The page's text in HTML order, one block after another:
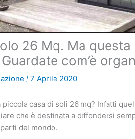
26 Mq. Ma
com’è
/ 7 Aprile 2020
casa di soli 26 mq? Infatti
che è destinata a diffondersi
del mondo.